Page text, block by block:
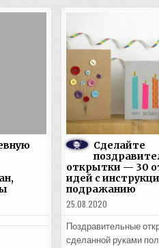
Сделайте
открытки — 30
идей с
подражанию
25.08.2020
Поздравительные
сделанной руками